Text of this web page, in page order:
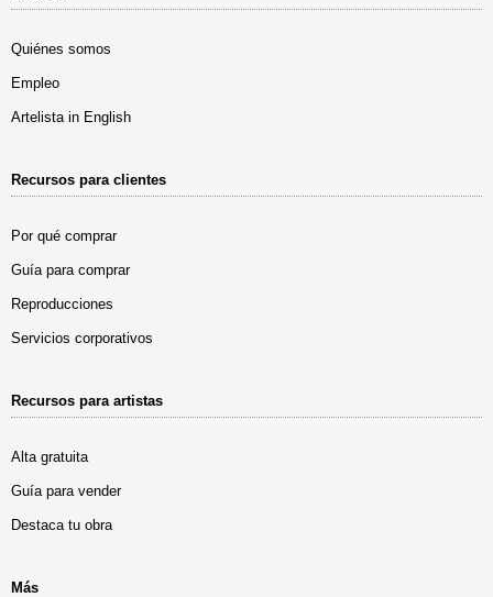
Quiénes somos
Empleo
Artelista in English
Recursos para clientes
Por qué comprar
Guía para comprar
Reproducciones
Servicios corporativos
Recursos para artistas
Alta gratuita
Guía para vender
Destaca tu obra
Más